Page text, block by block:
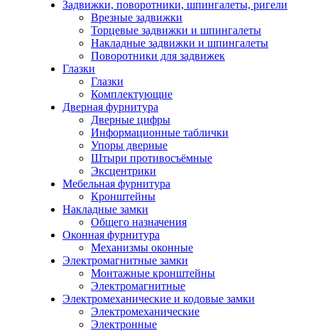
Задвижки, поворотники, шпингалеты, ригели
Врезные задвижки
Торцевые задвижки и шпингалеты
Накладные задвижки и шпингалеты
Поворотники для задвижек
Глазки
Глазки
Комплектующие
Дверная фурнитура
Дверные цифры
Информационные таблички
Упоры дверные
Штыри противосъёмные
Эксцентрики
Мебельная фурнитура
Кронштейны
Накладные замки
Общего назначения
Оконная фурнитура
Механизмы оконные
Электромагнитные замки
Монтажные кронштейны
Электромагнитные
Электромеханические и кодовые замки
Электромеханические
Электронные